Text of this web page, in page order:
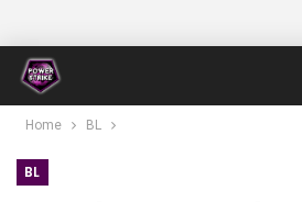
Home BL
BL